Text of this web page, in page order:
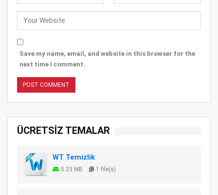
Save my name, email, and website in this browser for the
next time I comment.
ÜCRETSİZ TEMALAR
WT Temizlik
5.23 MB 1 file(s)